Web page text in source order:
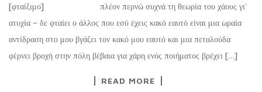
[φταίξιμο] πλέον περνώ συχνά τη θεωρία του χάους γι’
ατυχία – δε φταίει ο άλλος που εσύ έχεις κακό εαυτό είναι μια ωραία
αντίδραση στο μου βγάζει τον κακό μου εαυτό και μια πεταλούδα
φέρνει βροχή στην πόλη βέβαια για χάρη ενός ποιήματος βρέχει […]
READ MORE